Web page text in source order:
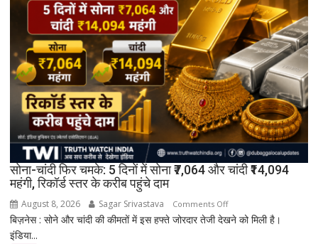
सोना-चांदी फिर चमके: 5 दिनों में सोना ₹7,064 और चांदी ₹14,094
महंगी, रिकॉर्ड स्तर के करीब पहुंचे दाम
August 8, 2026 Sagar Srivastava Comments Offon
सोना-
बिज़नेस : सोने और चांदी की कीमतों में इस हफ्ते जोरदार तेजी देखने को मिली है।
इंडिया...